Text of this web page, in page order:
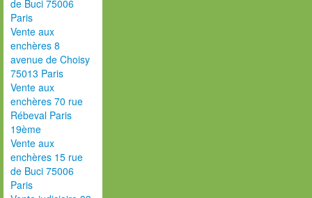
de Buci 75006
Paris
Vente aux
enchères 8
avenue de Choisy
75013 Paris
Vente aux
enchères 70 rue
Rébeval Paris
19ème
Vente aux
enchères 15 rue
de Buci 75006
Paris